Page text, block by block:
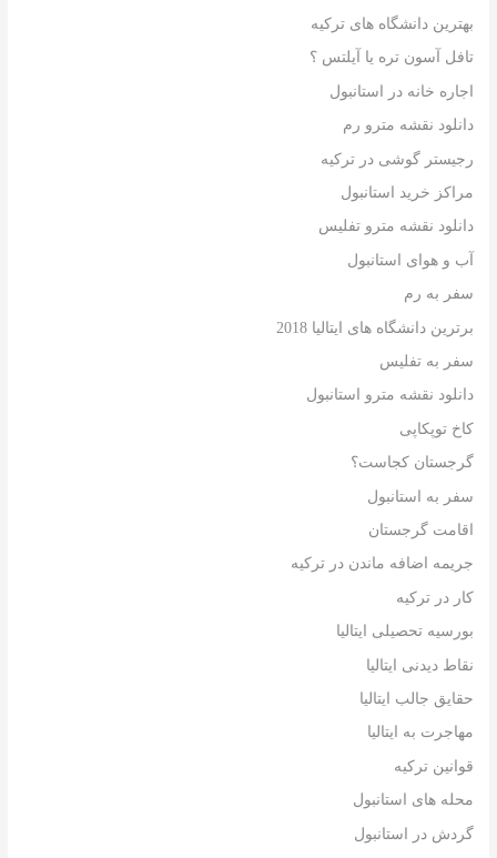
بهترین دانشگاه های ترکیه
تافل آسون تره یا آیلتس ؟
اجاره خانه در استانبول
دانلود نقشه مترو رم
رجیستر گوشی در ترکیه
مراکز خرید استانبول
دانلود نقشه مترو تفلیس
آب و هوای استانبول
سفر به رم
برترین دانشگاه های ایتالیا 2018
سفر به تفلیس
دانلود نقشه مترو استانبول
کاخ توپکاپی
گرجستان کجاست؟
سفر به استانبول
اقامت گرجستان
جریمه اضافه ماندن در ترکیه
کار در ترکیه
بورسیه تحصیلی ایتالیا
نقاط دیدنی ایتالیا
حقایق جالب ایتالیا
مهاجرت به ایتالیا
قوانین ترکیه
محله های استانبول
گردش در استانبول